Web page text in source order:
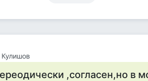
,согласен,но в